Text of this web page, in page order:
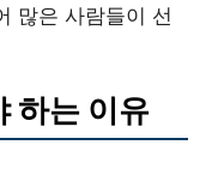
많은 사람들이 선
하는 이유